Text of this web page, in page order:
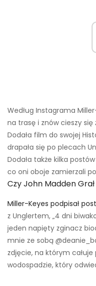
Według Instagrama
na trasę i znów cieszy
Dodała film do swojej
drapała się po plecach
Dodała także kilka
co oni oboje zamierzali
Czy John Madden
Miller-Keyes podpisał
z Unglertem, „4 dni
jeden napięty zginacz
mnie ze sobą
zdjęcie, na którym
wodospadzie, który